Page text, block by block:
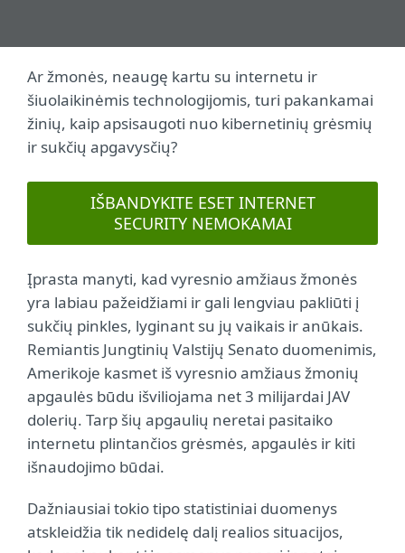
Ar žmonės, neaugę kartu su internetu ir
šiuolaikinėmis technologijomis, turi pakankamai
žinių, kaip apsisaugoti nuo kibernetinių grėsmių
ir sukčių apgavysčių?
IŠBANDYKITE ESET INTERNET
SECURITY NEMOKAMAI
Įprasta manyti, kad vyresnio amžiaus žmonės
yra labiau pažeidžiami ir gali lengviau pakliūti į
sukčių pinkles, lyginant su jų vaikais ir anūkais.
Remiantis Jungtinių Valstijų Senato duomenimis,
Amerikoje kasmet iš vyresnio amžiaus žmonių
apgaulės būdu išviliojama net 3 milijardai JAV
dolerių. Tarp šių apgaulių neretai pasitaiko
internetu plintančios grėsmės, apgaulės ir kiti
išnaudojimo būdai.
Dažniausiai tokio tipo statistiniai duomenys
atskleidžia tik nedidelę dalį realios situacijos,